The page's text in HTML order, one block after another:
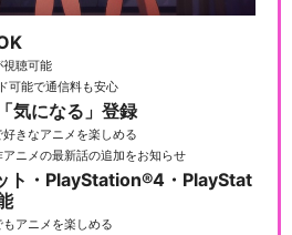
視聴可能
可能で通信料も安心
気になる」登録
きなアニメを楽しめる
アニメの最新話の追加をお知らせ
ト・PlayStation®4・PlayStat
アニメを楽しめる